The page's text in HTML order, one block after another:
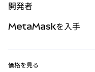
パーペチュアル
RWA
開発者
MetaMaskを入手
価格を見る